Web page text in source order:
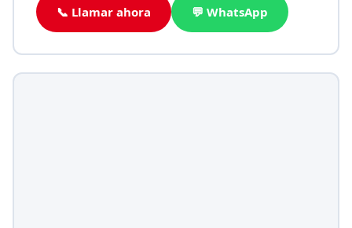
📞 Llamar ahora 💬 WhatsApp